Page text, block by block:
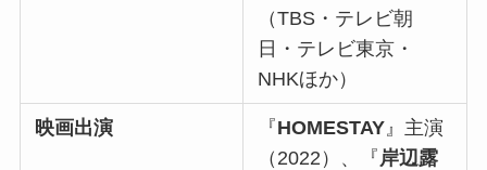
（TBS・テレビ朝
日・テレビ東京・
NHKほか）
映画出演 『HOMESTAY 』主演
（2022）、『 岸辺露